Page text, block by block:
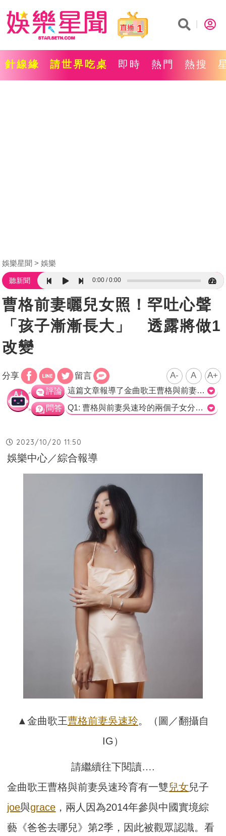
1
針線緣 請世界吃桌 即時 熱門 熱搜
娛樂星聞 娛樂
聽新聞 0:00 0:00
曹格前妻曬兒女照！罕吐心聲
「孩子漸漸長大」 透露將做1
改變
分享 留言 A- A A+
評論 這篇文章報導了金曲歌王曹格與前妻吳速玲的兩個孩子Joe和Grace的近況。從文章中可以看出，吳速玲經常在社群網站分享孩子們的照片，並表示兩人已經漸漸長大，她想把重心放回自己身上。 這篇文章透露了吳速玲作為母親的內心感受，她在思考如何將關注點重新放在自己身上。她發現自己是一個服務型人格，對於喜歡的事物愿意奉獻和犧牲，且這也是一種快樂。現在孩子們長大了，她希望能夠讓自己去嘗試做想做的事情，成為真正的自己。 這篇文章很好地呈現了吳速玲面對孩子們成長後的轉變和她對自我的思考。透過吳速玲的故事，讀者可以感受到母親角色在孩子們長大過程中的轉變和重新尋找自我的重要性。>
問答 Q1: 曹格與前妻吳速玲的兩個子女分別是誰？ A) Joe和Grace B) 小包子和小帥哥 C) 曹格和吳速玲 D) 無法得知 正確答案：A) Joe和Grace Q2: 吳速玲在社群網站上經常分享誰的照片？ A) 曹格 B) 自己 C) Joe和Grace D) 無法得知 正確答案：C) Joe和Grace Q3: 吳速玲形容自己是什麼人格？ A) 服務型人格 B) 自戀型人格 C) 冷漠型人格 D) 無法得知 正確答案：A) 服務型人格
2023/10/20 11:50
娛樂中心／綜合報導
▲金曲歌王曹格前妻吳速玲。（圖／翻攝自
IG）
請繼續往下閱讀….
金曲歌王曹格與前妻吳速玲育有一雙兒女兒子
joe與grace ，兩人因為2014年參與中國實境綜
藝《爸爸去哪兒》第2季，因此被觀眾認識。看